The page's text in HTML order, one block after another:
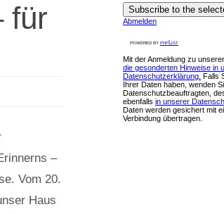
für
–
Vom 20.
Haus